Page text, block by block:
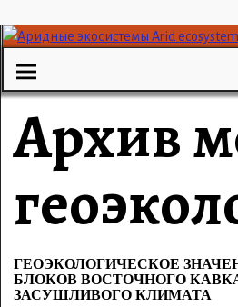
Архив
ГЕОЭКОЛОГИЧЕСКОЕ
БЛОКОВ ВОСТОЧНОГО
ЗАСУШЛИВОГО КЛИМАТА